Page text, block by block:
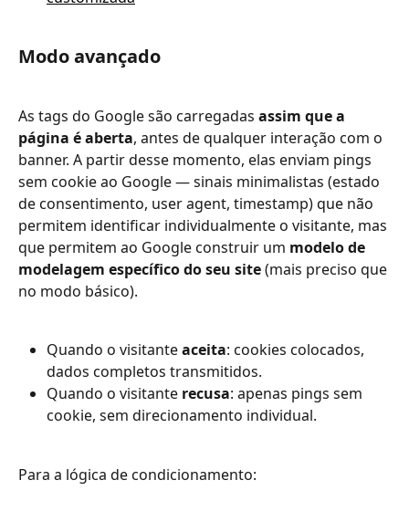
Modo avançado
As tags do Google são carregadas assim que a
página é aberta, antes de qualquer interação com o
banner. A partir desse momento, elas enviam pings
sem cookie ao Google — sinais minimalistas (estado
de consentimento, user agent, timestamp) que não
permitem identificar individualmente o visitante, mas
que permitem ao Google construir um modelo de
modelagem específico do seu site (mais preciso que
no modo básico).
Quando o visitante aceita: cookies colocados,
dados completos transmitidos.
Quando o visitante recusa: apenas pings sem
cookie, sem direcionamento individual.
Para a lógica de condicionamento: